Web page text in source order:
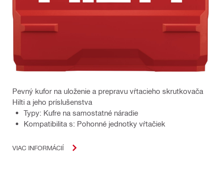
Pevný kufor na uloženie a prepravu vŕtacieho skrutkovača
Hilti a jeho príslušenstva
Typy: Kufre na samostatné náradie
Kompatibilita s: Pohonné jednotky vŕtačiek
VIAC INFORMÁCIÍ